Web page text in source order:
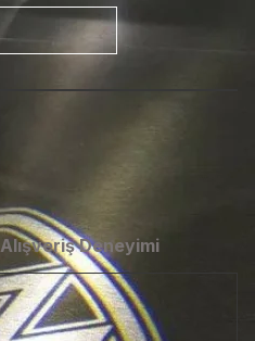
Alışveriş Deneyimi